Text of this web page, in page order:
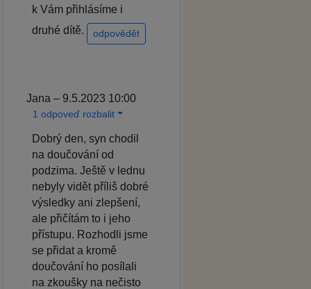
k Vám přihlásíme i
druhé dítě.
odpovědět
Jana – 9.5.2023 10:00
1 odpoveď rozbalit
Dobrý den, syn chodil
na doučování od
podzima. Ještě v lednu
nebyly vidět příliš dobré
výsledky ani zlepšení,
ale přičítám to i jeho
přístupu. Rozhodli jsme
se přidat a kromě
doučování ho posílali
na zkoušky na nečisto